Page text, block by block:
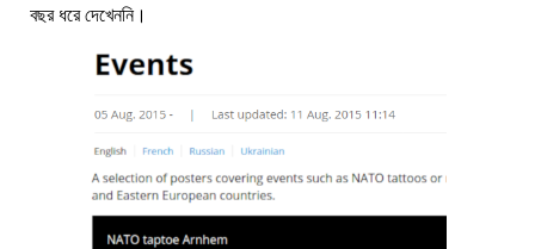
বছর ধরে দেখেননি।